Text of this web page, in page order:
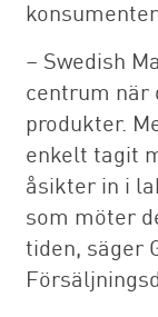
– Swedish
centrum när
produkter.
enkelt tagit
åsikter in i
som möter
tiden, säger